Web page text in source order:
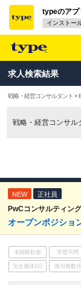
typeのアプ
インストー
求人検索結果
戦略・経営コンサルタント ×
戦略・経営コンサル
NEW 正社員
PwCコンサルティン
オープンポジショ
未経験歓迎 学歴不問
完全週休2日 賞与複数月